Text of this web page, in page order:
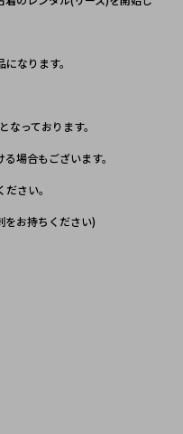
なります。
っております。
場合もございます。
さい。
をお持ちください)